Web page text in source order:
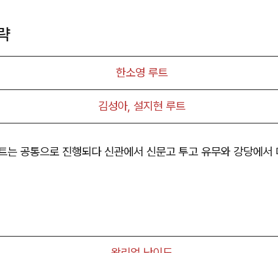
한소영 루트
김성아, 설지현 루트
는 공통으로 진행되다 신관에서 신문고 투고 유무와 강당에서